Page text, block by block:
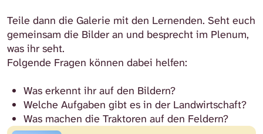
Teile dann die Galerie mit den Lernenden. Seht euch
gemeinsam die Bilder an und besprecht im Plenum,
was ihr seht.
Folgende Fragen können dabei helfen:
Was erkennt ihr auf den Bildern?
Welche Aufgaben gibt es in der Landwirtschaft?
Was machen die Traktoren auf den Feldern?